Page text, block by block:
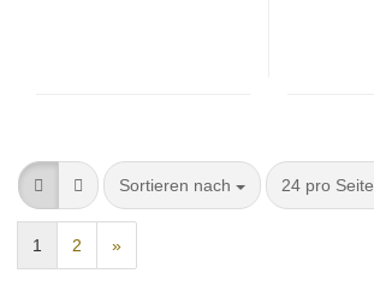
Sortieren nach
Sortieren nach 24 pro Seite
pro Seite
1 2 »